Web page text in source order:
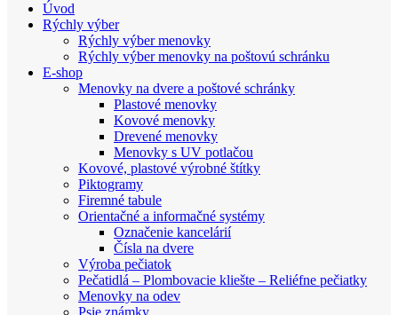
Úvod
Rýchly výber
Rýchly výber menovky
Rýchly výber menovky na poštovú schránku
E-shop
Menovky na dvere a poštové schránky
Plastové menovky
Kovové menovky
Drevené menovky
Menovky s UV potlačou
Kovové, plastové výrobné štítky
Piktogramy
Firemné tabule
Orientačné a informačné systémy
Označenie kancelárií
Čísla na dvere
Výroba pečiatok
Pečatidlá – Plombovacie kliešte – Reliéfne pečiatky
Menovky na odev
Psie známky